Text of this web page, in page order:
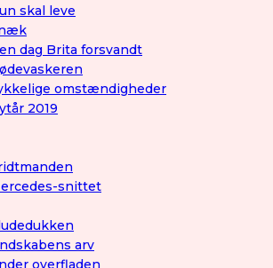
skal leve
dag Brita forsvandt
omstændigheder
2019
snittet
arv
overfladen